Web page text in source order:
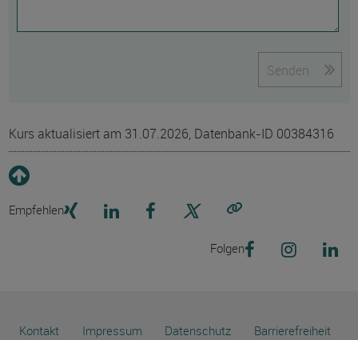
Senden
Kurs aktualisiert am 31.07.2026, Datenbank-ID 00384316
Empfehlen
Folgen
Kontakt Impressum Datenschutz Barrierefreiheit